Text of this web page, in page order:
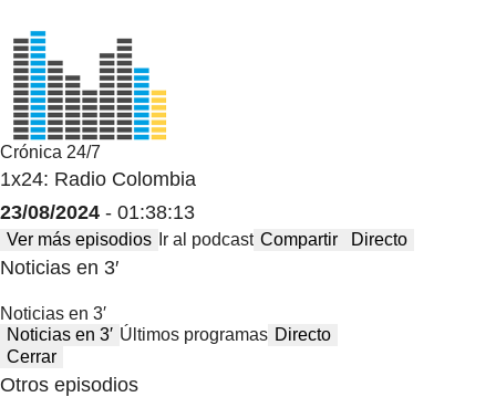
Crónica 24/7
1x24: Radio Colombia
23/08/2024 - 01:38:13
Ver más episodios Ir al podcast Compartir Directo
Noticias en 3′
Noticias en 3′
Noticias en 3′ Últimos programas Directo
Cerrar
Otros episodios